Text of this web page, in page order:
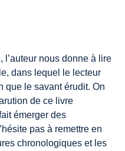
l’auteur nous donne à lire
dans lequel le lecteur
que le savant érudit. On
de ce livre
émerger des
pas à remettre en
chronologiques et les